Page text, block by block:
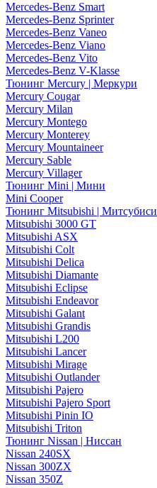
Mercedes-Benz Smart
Mercedes-Benz Sprinter
Mercedes-Benz Vaneo
Mercedes-Benz Viano
Mercedes-Benz Vito
Mercedes-Benz V-Klasse
Тюнинг Mercury | Меркури
Mercury Cougar
Mercury Milan
Mercury Montego
Mercury Monterey
Mercury Mountaineer
Mercury Sable
Mercury Villager
Тюнинг Mini | Мини
Mini Cooper
Тюнинг Mitsubishi | Митсубиси
Mitsubishi 3000 GT
Mitsubishi ASX
Mitsubishi Colt
Mitsubishi Delica
Mitsubishi Diamante
Mitsubishi Eclipse
Mitsubishi Endeavor
Mitsubishi Galant
Mitsubishi Grandis
Mitsubishi L200
Mitsubishi Lancer
Mitsubishi Mirage
Mitsubishi Outlander
Mitsubishi Pajero
Mitsubishi Pajero Sport
Mitsubishi Pinin IO
Mitsubishi Triton
Тюнинг Nissan | Ниссан
Nissan 240SX
Nissan 300ZX
Nissan 350Z